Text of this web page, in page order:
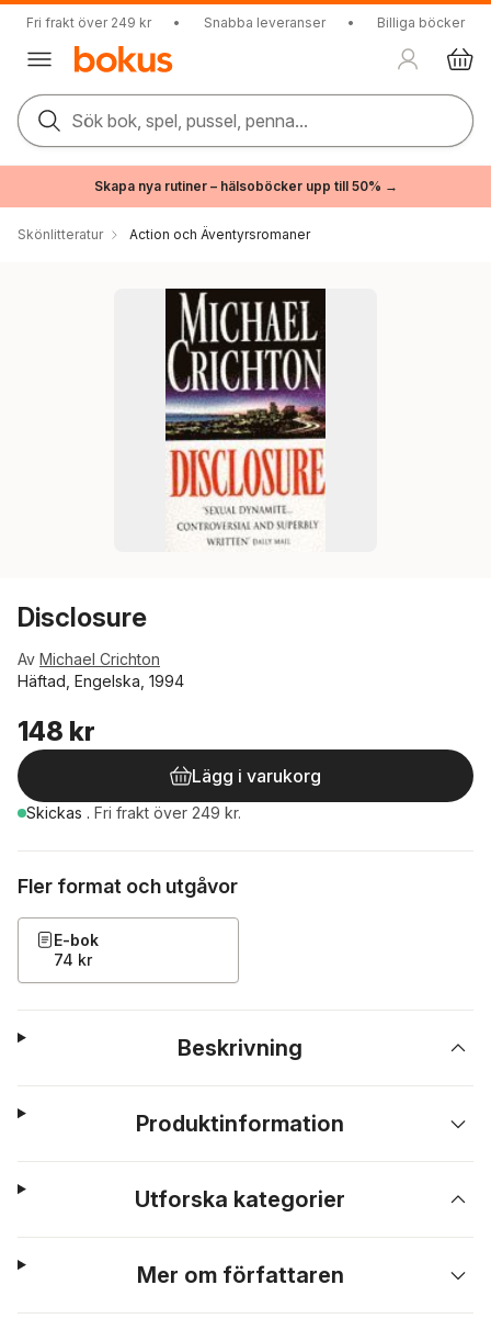
Fri frakt över 249 kr • Snabba leveranser • Billiga böcker
Sök bok, spel, pussel, penna...
Skapa nya rutiner – hälsoböcker upp till 50% →
Skönlitteratur Action och Äventyrsromaner
Disclosure
Av Michael Crichton
Häftad, Engelska, 1994
148 kr
Lägg i varukorg
Skickas . Fri frakt över 249 kr.
Fler format och utgåvor
E-bok
74 kr
Beskrivning
Produktinformation
Utforska kategorier
Mer om författaren